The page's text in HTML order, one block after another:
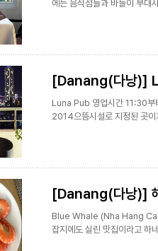
에는 음식점들과 바들이 부대
[Danang(다낭)]
Luna Pub 영업시간 11:30부
2014으뜸시설로 지정된 곳
[Danang(다낭)]
Blue Whale (Nha Hang Ca
잡지에도 실린 맛집이라고 하